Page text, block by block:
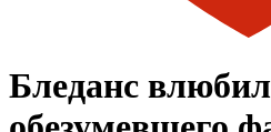
Бледанс